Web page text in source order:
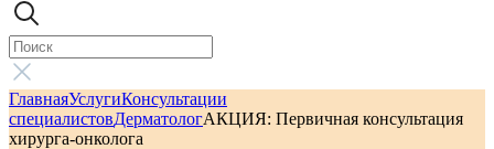
ГлавнаяУслугиКонсультации
специалистовДерматологАКЦИЯ: Первичная консультация
хирурга-онколога